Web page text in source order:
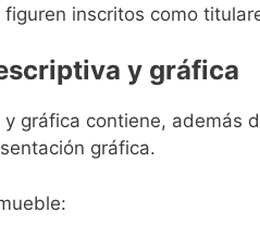
inscritos como
y gráfica
gráfica contiene, además
gráfica.